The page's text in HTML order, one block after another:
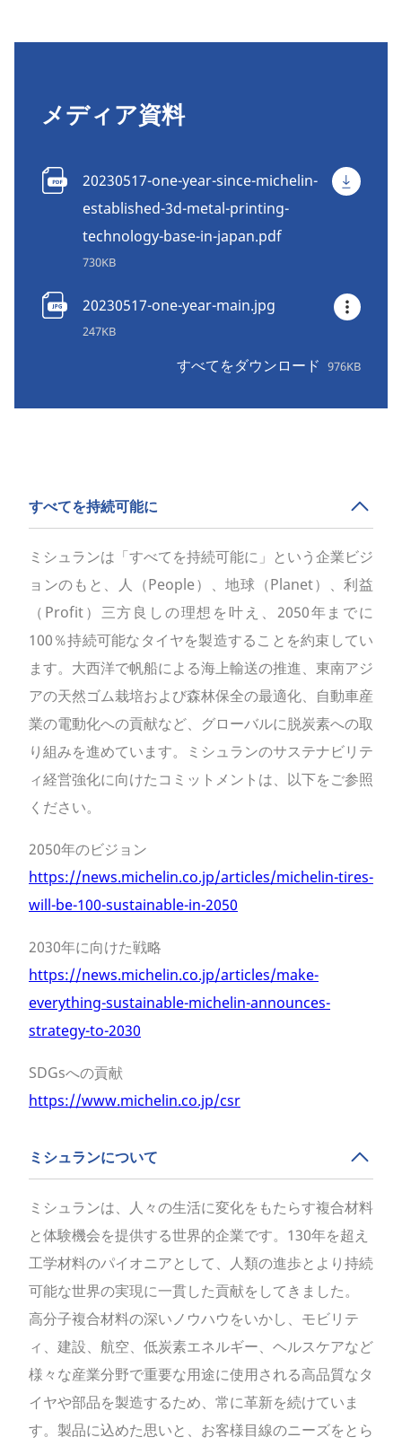
メディア資料
20230517-one-year-since-michelin-
established-3d-metal-printing-
technology-base-in-japan.pdf
730KB
20230517-one-year-main.jpg
247KB
すべてをダウンロード 976KB
すべてを持続可能に
ミシュランは「すべてを持続可能に」という企業ビジ
ョンのもと、人（People）、地球（Planet）、利益
（Profit）三方良しの理想を叶え、2050年までに
100％持続可能なタイヤを製造することを約束してい
ます。大西洋で帆船による海上輸送の推進、東南アジ
アの天然ゴム栽培および森林保全の最適化、自動車産
業の電動化への貢献など、グローバルに脱炭素への取
り組みを進めています。ミシュランのサステナビリテ
ィ経営強化に向けたコミットメントは、以下をご参照
ください。
2050年のビジョン
https://news.michelin.co.jp/articles/michelin-tires-
will-be-100-sustainable-in-2050
2030年に向けた戦略
https://news.michelin.co.jp/articles/make-
everything-sustainable-michelin-announces-
strategy-to-2030
SDGsへの貢献
https://www.michelin.co.jp/csr
ミシュランについて
ミシュランは、人々の生活に変化をもたらす複合材料
と体験機会を提供する世界的企業です。130年を超え
工学材料のパイオニアとして、人類の進歩とより持続
可能な世界の実現に一貫した貢献をしてきました。
高分子複合材料の深いノウハウをいかし、モビリテ
ィ、建設、航空、低炭素エネルギー、ヘルスケアなど
様々な産業分野で重要な用途に使用される高品質なタ
イヤや部品を製造するため、常に革新を続けていま
す。製品に込めた思いと、お客様目線のニーズをとら